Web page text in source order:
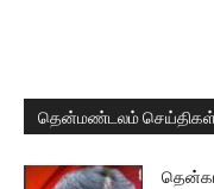
தென்மண்டலம்